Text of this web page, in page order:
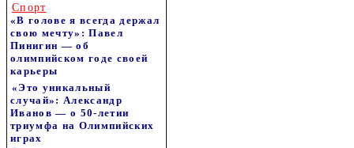
Спорт
«В голове я всегда держал
свою мечту»: Павел
Пинигин — об
олимпийском годе своей
карьеры
«Это уникальный
случай»: Александр
Иванов — о 50-летии
триумфа на Олимпийских
играх